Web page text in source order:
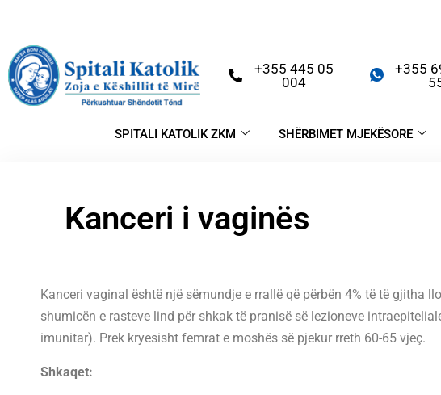
+355 445 05
004
+355
SPITALI KATOLIK ZKM SHËRBIMET MJEKËSORE
Kanceri i vaginës
Kanceri vaginal është një sëmundje e rrallë që përbën 4% të të gjitha
shumicën e rasteve lind për shkak të pranisë së lezioneve
imunitar). Prek kryesisht femrat e moshës së pjekur rreth 60-65 vjeç.
Shkaqet: